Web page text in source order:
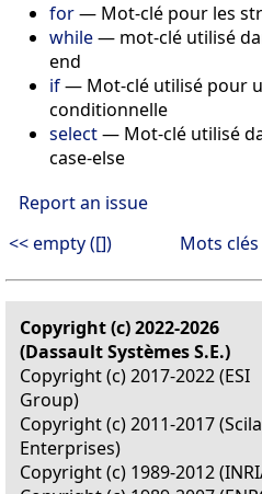
for— Mot-clé pour les
while— mot-clé utilisé
end
if— Mot-clé utilisé pour
conditionnelle
select— Mot-clé utilisé
case-else
Report an issue
<< empty ([])
Mots clés
Copyright (c) 2022-2026
(Dassault Systèmes S.E.)
Copyright (c) 2017-2022 (ESI
Group)
Copyright (c) 2011-2017
Enterprises)
Copyright (c) 1989-2012